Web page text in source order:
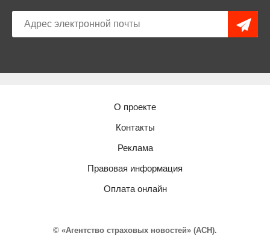
О проекте
Контакты
Реклама
Правовая информация
Оплата онлайн
© «Агентство страховых новостей» (АСН).